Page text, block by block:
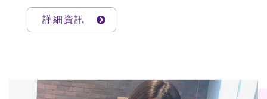
現身在悠美診所！
詳細資訊